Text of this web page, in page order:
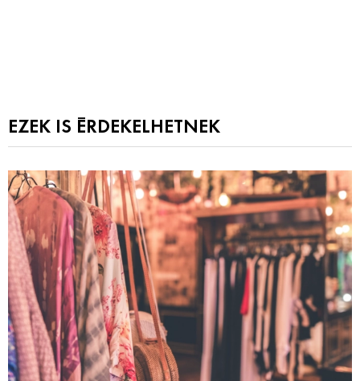
EZEK IS ÉRDEKELHETNEK